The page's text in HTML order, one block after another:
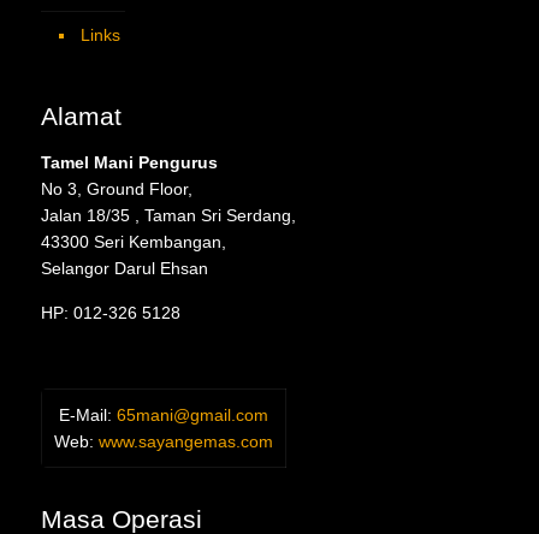
Links
Alamat
Tamel Mani Pengurus
No 3, Ground Floor,
Jalan 18/35 , Taman Sri Serdang,
43300 Seri Kembangan,
Selangor Darul Ehsan
HP: 012-326 5128
E-Mail: 65mani@gmail.com
Web: www.sayangemas.com
Masa Operasi